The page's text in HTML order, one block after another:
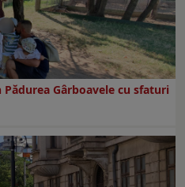
Gârboavele cu sfaturi